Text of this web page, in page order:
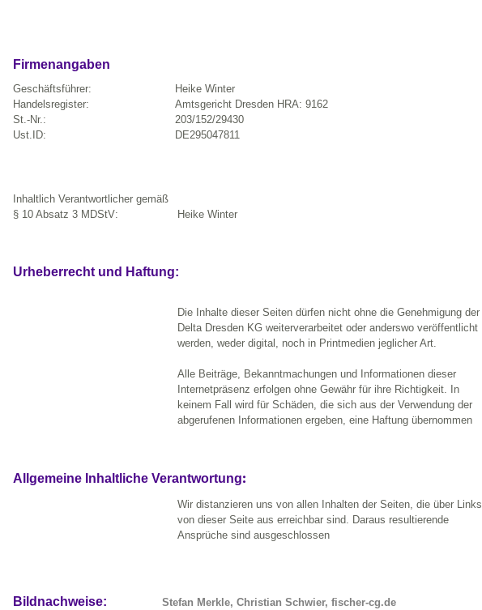
Firmenangaben
Geschäftsführer:
Heike Winter
Handelsregister:
Amtsgericht Dresden HRA: 9162
St.-Nr.:
203/152/29430
Ust.ID:
DE295047811
Inhaltlich Verantwortlicher gemäß
§ 10 Absatz 3 MDStV:
Heike Winter
Urheberrecht und Haftung:
Die Inhalte dieser Seiten dürfen nicht ohne die Genehmigung der
Delta Dresden KG weiterverarbeitet oder anderswo veröffentlicht
werden, weder digital, noch in Printmedien jeglicher Art.
Alle Beiträge, Bekanntmachungen und Informationen dieser
Internetpräsenz erfolgen ohne Gewähr für ihre Richtigkeit. In
keinem Fall wird für Schäden, die sich aus der Verwendung der
abgerufenen Informationen ergeben, eine Haftung übernommen
Allgemeine Inhaltliche Verantwortung:
Wir distanzieren uns von allen Inhalten der Seiten, die über Links
von dieser Seite aus erreichbar sind. Daraus resultierende
Ansprüche sind ausgeschlossen
Bildnachweise: Stefan Merkle, Christian Schwier, fischer-cg.de